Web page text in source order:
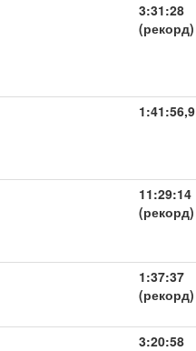
3:31:28
(рекорд)
1:41:56,9
11:29:14
(рекорд)
1:37:37
(рекорд)
3:20:58